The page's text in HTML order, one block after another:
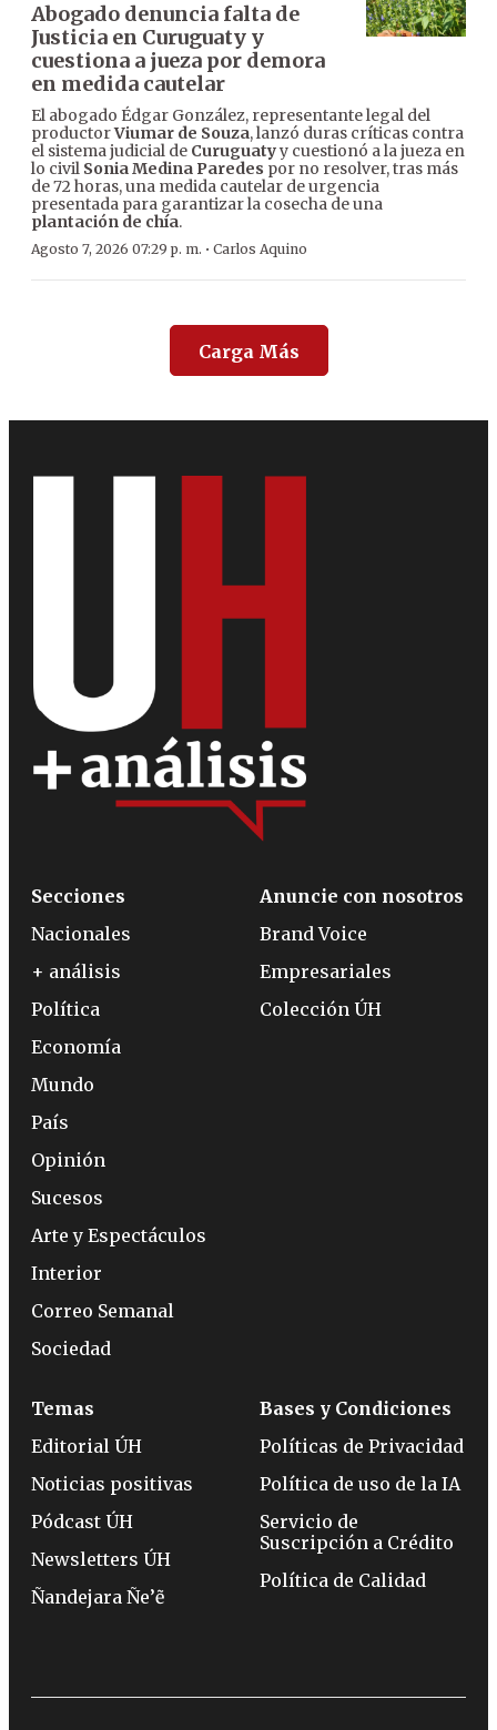
Abogado denuncia falta de
Justicia en Curuguaty y
cuestiona a jueza por demora
en medida cautelar
El abogado Édgar González, representante legal del
productorViumar de Souza, lanzó duras críticas contra
el sistema judicial de Curuguatyy cuestionó a la jueza en
lo civil Sonia Medina Paredes por no resolver, tras más
de 72 horas, una medida cautelar de urgencia
presentada para garantizar la cosecha de una
plantación de chía.
Agosto 7, 2026 07:29 p. m. · Carlos Aquino
Carga Más
Secciones
Nacionales
+ análisis
Política
Economía
Mundo
País
Opinión
Sucesos
Arte y Espectáculos
Interior
Correo Semanal
Sociedad
Anuncie con nosotros
Brand Voice
Empresariales
Colección ÚH
Temas
Editorial ÚH
Noticias positivas
Pódcast ÚH
Newsletters ÚH
Ñandejara Ñe’ẽ
Bases y Condiciones
Políticas de Privacidad
Política de uso de la IA
Servicio de
Suscripción a Crédito
Política de Calidad